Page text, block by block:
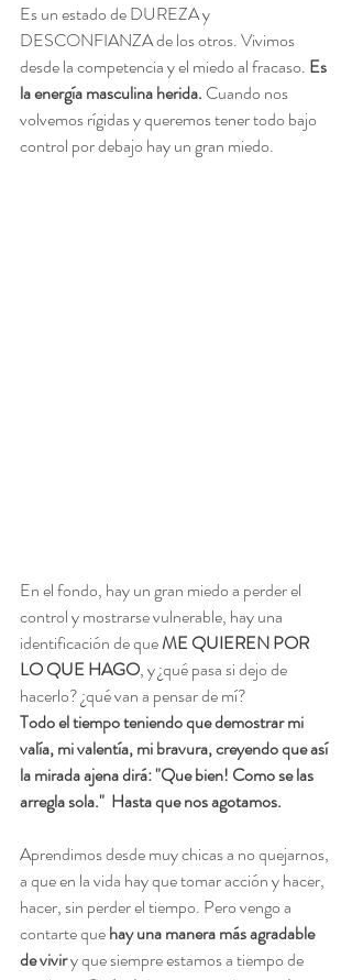
Es un estado de DUREZA y
DESCONFIANZA de los otros. Vivimos
desde la competencia y el miedo al fracaso. Es
la energía masculina herida. Cuando nos
volvemos rígidas y queremos tener todo bajo
control por debajo hay un gran miedo.
En el fondo, hay un gran miedo a perder el
control y mostrarse vulnerable, hay una
identificación de que ME QUIEREN POR
LO QUE HAGO, y ¿qué pasa si dejo de
hacerlo? ¿qué van a pensar de mí?
Todo el tiempo teniendo que demostrar mi
valía, mi valentía, mi bravura, creyendo que así
la mirada ajena dirá: "Que bien! Como se las
arregla sola."  Hasta que nos agotamos.
Aprendimos desde muy chicas a no quejarnos,
a que en la vida hay que tomar acción y hacer,
hacer, sin perder el tiempo. Pero vengo a
contarte que hay una manera más agradable
de vivir y que siempre estamos a tiempo de